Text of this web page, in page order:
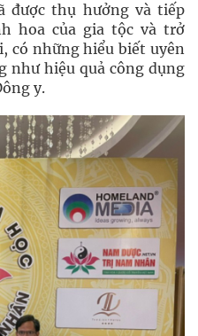
được thụ hưởng và tiếp
hoa của gia tộc và trở
có những hiểu biết uyên
như hiệu quả công dụng
y.